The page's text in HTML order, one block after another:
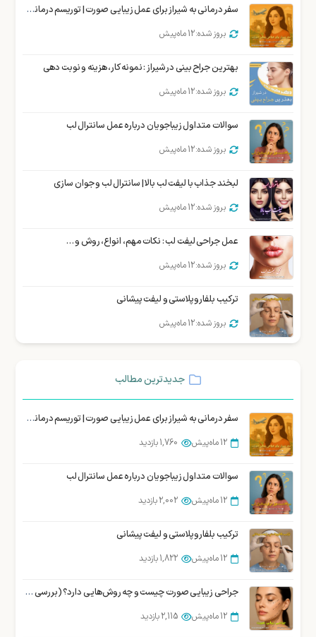
سفر درمانی به شیراز برای عمل زیبایی صورت | توریسم درمانی زیبایی شیراز
بروز شده: 12 ماه پیش
بهترین جراح بینی در شیراز : نمونه کار، هزینه و نوبت دهی
بروز شده: 12 ماه پیش
سوالات متداول زیباجویان درباره عمل سانترال لب
بروز شده: 12 ماه پیش
لبخند جذاب با لیفت لب بالا | سانترال لب و جوان سازی
بروز شده: 12 ماه پیش
عمل جراحی لیفت لب : نکات مهم، انواع، روش و …
بروز شده: 12 ماه پیش
ترکیب بلفاروپلاستی و لیفت پیشانی
بروز شده: 12 ماه پیش
جدیدترین مطالب
سفر درمانی به شیراز برای عمل زیبایی صورت | توریسم درمانی زیبایی شیراز
12 ماه پیش 1,760 بازدید
سوالات متداول زیباجویان درباره عمل سانترال لب
12 ماه پیش 2,002 بازدید
ترکیب بلفاروپلاستی و لیفت پیشانی
12 ماه پیش 1,822 بازدید
جراحی زیبایی صورت چیست و چه روش‌هایی دارد؟ (بررسی تخصصی)
12 ماه پیش 2,115 بازدید